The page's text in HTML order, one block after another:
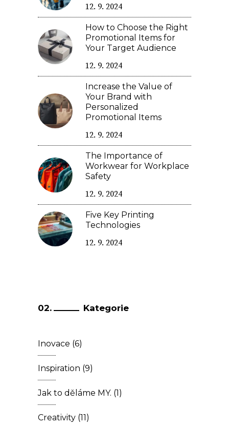
12. 9. 2024
How to Choose the Right
Promotional Items for
Your Target Audience
12. 9. 2024
Increase the Value of
Your Brand with
Personalized
Promotional Items
12. 9. 2024
The Importance of
Workwear for Workplace
Safety
12. 9. 2024
Five Key Printing
Technologies
12. 9. 2024
Kategorie
Inovace (6)
Inspiration (9)
Jak to děláme MY. (1)
Creativity (11)